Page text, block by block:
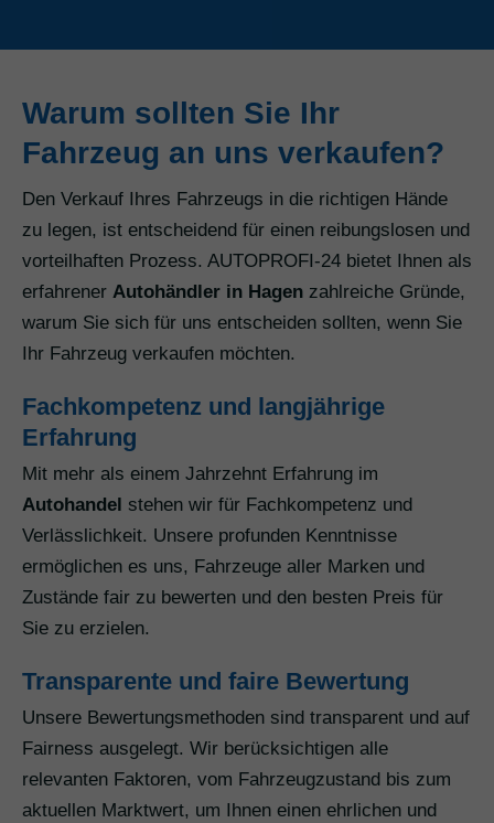
Warum sollten Sie Ihr
Fahrzeug an uns verkaufen?
Den Verkauf Ihres Fahrzeugs in die richtigen Hände
zu legen, ist entscheidend für einen reibungslosen und
vorteilhaften Prozess. AUTOPROFI-24 bietet Ihnen als
erfahrener Autohändler in Hagen zahlreiche Gründe,
warum Sie sich für uns entscheiden sollten, wenn Sie
Ihr Fahrzeug verkaufen möchten.
Fachkompetenz und langjährige
Erfahrung
Mit mehr als einem Jahrzehnt Erfahrung im
Autohandel stehen wir für Fachkompetenz und
Verlässlichkeit. Unsere profunden Kenntnisse
ermöglichen es uns, Fahrzeuge aller Marken und
Zustände fair zu bewerten und den besten Preis für
Sie zu erzielen.
Transparente und faire Bewertung
Unsere Bewertungsmethoden sind transparent und auf
Fairness ausgelegt. Wir berücksichtigen alle
relevanten Faktoren, vom Fahrzeugzustand bis zum
aktuellen Marktwert, um Ihnen einen ehrlichen und